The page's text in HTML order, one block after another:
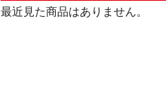
最近見た商品はありません。